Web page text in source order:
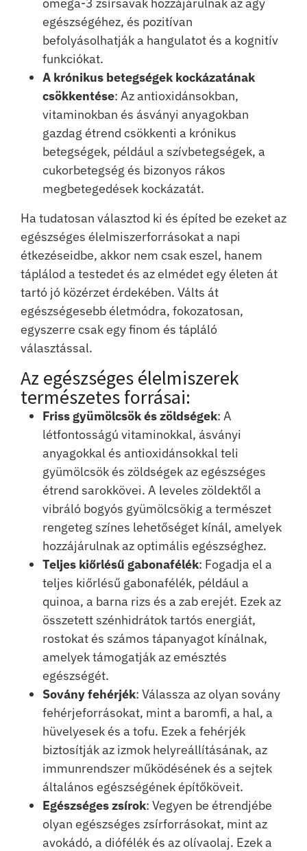
egészségéhez, és pozitívan
befolyásolhatják a hangulatot és a kognitív
funkciókat.
A krónikus betegségek kockázatának
csökkentése: Az antioxidánsokban,
vitaminokban és ásványi anyagokban
gazdag étrend csökkenti a krónikus
betegségek, például a szívbetegségek, a
cukorbetegség és bizonyos rákos
megbetegedések kockázatát.
Ha tudatosan választod ki és építed be ezeket az
egészséges élelmiszerforrásokat a napi
étkezéseidbe, akkor nem csak eszel, hanem
táplálod a testedet és az elmédet egy életen át
tartó jó közérzet érdekében. Válts át
egészségesebb életmódra, fokozatosan,
egyszerre csak egy finom és tápláló
választással.
Az egészséges élelmiszerek
természetes forrásai:
Friss gyümölcsök és zöldségek: A
létfontosságú vitaminokkal, ásványi
anyagokkal és antioxidánsokkal teli
gyümölcsök és zöldségek az egészséges
étrend sarokkövei. A leveles zöldektől a
vibráló bogyós gyümölcsökig a természet
rengeteg színes lehetőséget kínál, amelyek
hozzájárulnak az optimális egészséghez.
Teljes kiőrlésű gabonafélék: Fogadja el a
teljes kiőrlésű gabonafélék, például a
quinoa, a barna rizs és a zab erejét. Ezek az
összetett szénhidrátok tartós energiát,
rostokat és számos tápanyagot kínálnak,
amelyek támogatják az emésztés
egészségét.
Sovány fehérjék: Válassza az olyan sovány
fehérjeforrásokat, mint a baromfi, a hal, a
hüvelyesek és a tofu. Ezek a fehérjék
biztosítják az izmok helyreállításának, az
immunrendszer működésének és a sejtek
általános egészségének építőköveit.
Egészséges zsírok: Vegyen be étrendjébe
olyan egészséges zsírforrásokat, mint az
avokádó, a diófélék és az olívaolaj. Ezek a